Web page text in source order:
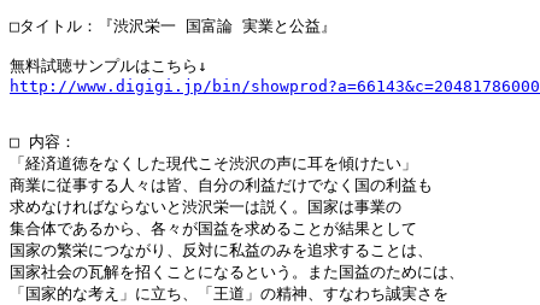
□タイトル：『渋沢栄一 国富論 実業と公益』
http://www.digigi.jp/bin/
□ 内容：
「経済道徳をなくした現代こそ渋沢の声に耳を傾けたい」
商業に従事する人々は皆、自分の利益だけでなく国の利益も
求めなければならないと渋沢栄一は説く。国家は事業の
集合体であるから、各々が国益を求めることが結果として
国家の繁栄につながり、反対に私益のみを追求することは、
国家社会の瓦解を招くことになるという。また国益のためには、
「国家的な考え」に立ち、「王道」の精神、すなわち誠実さを